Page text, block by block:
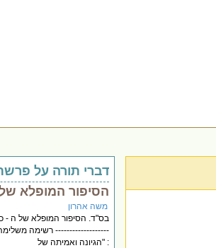
דברי תורה על
הסיפור המופלא
משה אהרון
בס"ד. הסיפור המופלא של ה -
------------------- רשימה
: "הגיונה ואמיתה של